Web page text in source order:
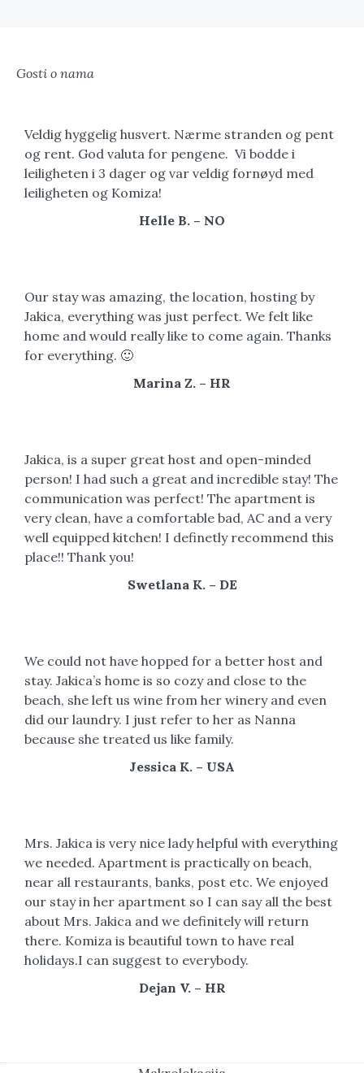
Gosti o nama
Veldig hyggelig husvert. Nærme stranden og pent
og rent. God valuta for pengene. Vi bodde i
leiligheten i 3 dager og var veldig fornøyd med
leiligheten og Komiza!
Helle B. – NO
Our stay was amazing, the location, hosting by
Jakica, everything was just perfect. We felt like
home and would really like to come again. Thanks
for everything. 🙂
Marina Z. – HR
Jakica, is a super great host and open-minded
person! I had such a great and incredible stay! The
communication was perfect! The apartment is
very clean, have a comfortable bad, AC and a very
well equipped kitchen! I definetly recommend this
place!! Thank you!
Swetlana K. – DE
We could not have hopped for a better host and
stay. Jakica’s home is so cozy and close to the
beach, she left us wine from her winery and even
did our laundry. I just refer to her as Nanna
because she treated us like family.
Jessica K. – USA
Mrs. Jakica is very nice lady helpful with everything
we needed. Apartment is practically on beach,
near all restaurants, banks, post etc. We enjoyed
our stay in her apartment so I can say all the best
about Mrs. Jakica and we definitely will return
there. Komiza is beautiful town to have real
holidays.I can suggest to everybody.
Dejan V. – HR